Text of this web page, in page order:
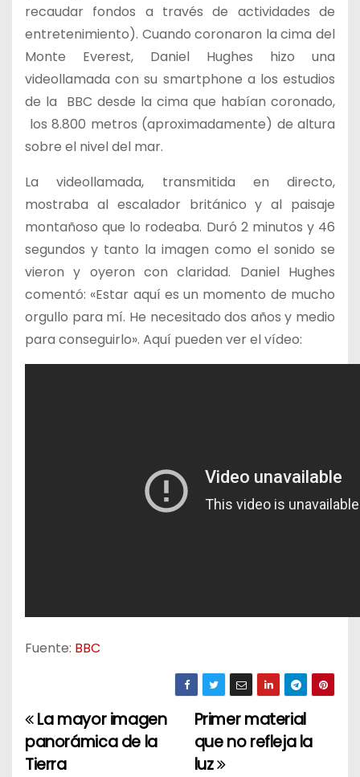
recaudar fondos a través de actividades de
entretenimiento). Cuando coronaron la cima del
Monte Everest, Daniel Hughes hizo una
videollamada con su smartphone a los estudios
de la BBC desde la cima que habían coronado,
los 8.800 metros (aproximadamente) de altura
sobre el nivel del mar.
La videollamada, transmitida en directo,
mostraba al escalador británico y al paisaje
montañoso que lo rodeaba. Duró 2 minutos y 46
segundos y tanto la imagen como el sonido se
vieron y oyeron con claridad. Daniel Hughes
comentó: «Estar aquí es un momento de mucho
orgullo para mí. He necesitado dos años y medio
para conseguirlo». Aquí pueden ver el vídeo:
Fuente: BBC
N
a
Primer material
que no refleja la
luz
La mayor imagen
panorámica de la
Tierra